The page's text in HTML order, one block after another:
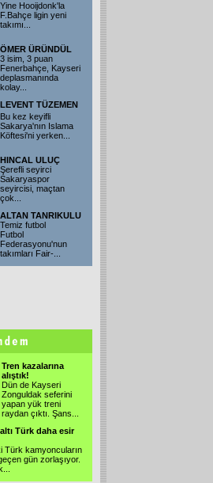
Yine Hooijdonk'la
F.Bahçe ligin yeni
takımı
ÖMER ÜRÜNDÜL
3 isim, 3 puan
Fenerbahçe, Kayseri
deplasmanında
kolay...
LEVENT TÜZEMEN
Bu kez keyifli
Sakarya'nın Islama
Köftesi'ni yerken
HINCAL ULUÇ
Şerefli seyirci
Sakaryaspor
seyircisi, maçtan
çok
ALTAN TANRIKULU
Temiz futbol
Futbol
Federasyonu'nun
takımları Fair-
Tren kazalarına
alıştık!
Dün de Kayseri
Zonguldak seferini
yapan yük treni
raydan çıktı. Şans
Türk daha esir
Türk kamyoncuların
gün zorlaşıyor.